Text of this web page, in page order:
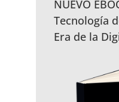
NUEVO
Tecnología
Era de la